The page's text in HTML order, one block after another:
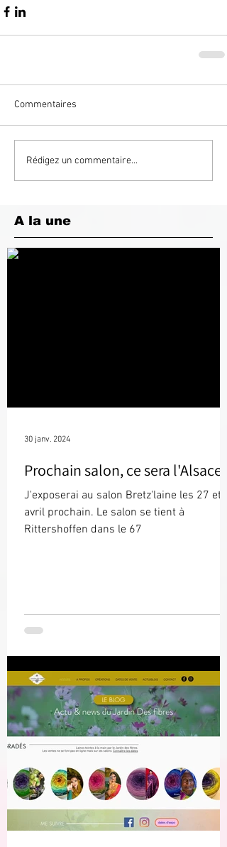
Commentaires
Rédigez un commentaire...
A la une
Prochain salon, ce sera l'Alsace !
J'exposerai au salon Bretz'laine les 27 et
avril prochain. Le salon se tient à
Rittershoffen dans le 67
30 janv. 2024